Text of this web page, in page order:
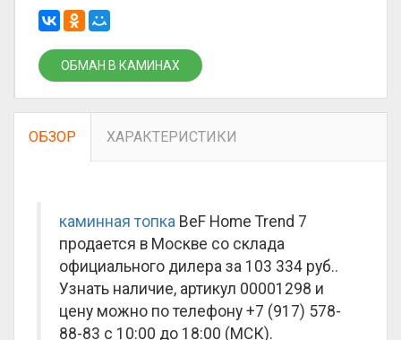
ОБМАН В КАМИНАХ
ОБЗОР ХАРАКТЕРИСТИКИ
каминная топка BeF Home Trend 7
продается в Москве со склада
официального дилера за 103 334 руб..
Узнать наличие, артикул 00001298 и
цену можно по телефону +7 (917) 578-
88-83 с 10:00 до 18:00 (МСК).